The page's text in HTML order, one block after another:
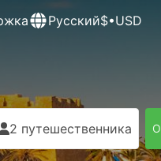
Русский$•USD
2 путешественника